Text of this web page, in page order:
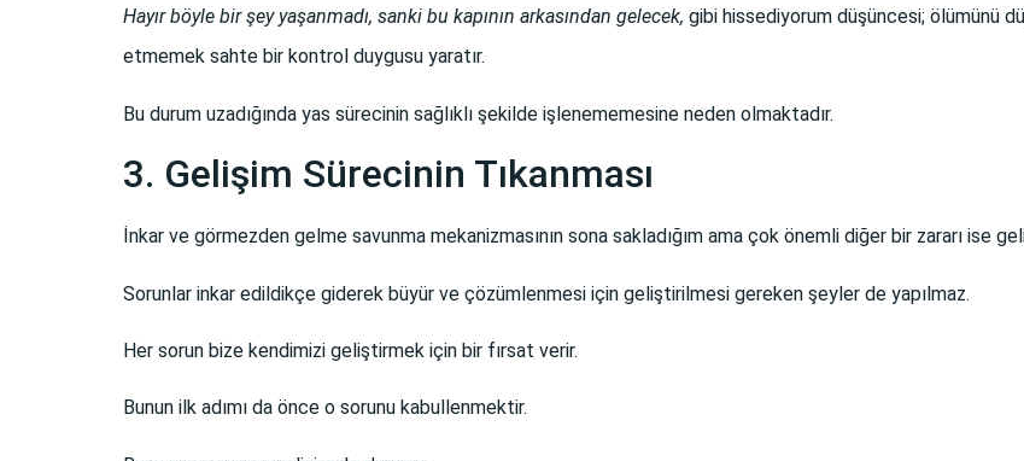
Hayır böyle bir şey yaşanmadı, sanki bu kapının arkasından gelecek, gibi hissediyorum düşüncesi; ölümünü
etmemek sahte bir kontrol duygusu yaratır.
Bu durum uzadığında yas sürecinin sağlıklı şekilde işlenememesine neden olmaktadır.
3. Gelişim Sürecinin Tıkanması
İnkar ve görmezden gelme savunma mekanizmasının sona sakladığım ama çok önemli diğer bir zararı ise
Sorunlar inkar edildikçe giderek büyür ve çözümlenmesi için geliştirilmesi gereken şeyler de yapılmaz.
Her sorun bize kendimizi geliştirmek için bir fırsat verir.
Bunun ilk adımı da önce o sorunu kabullenmektir.